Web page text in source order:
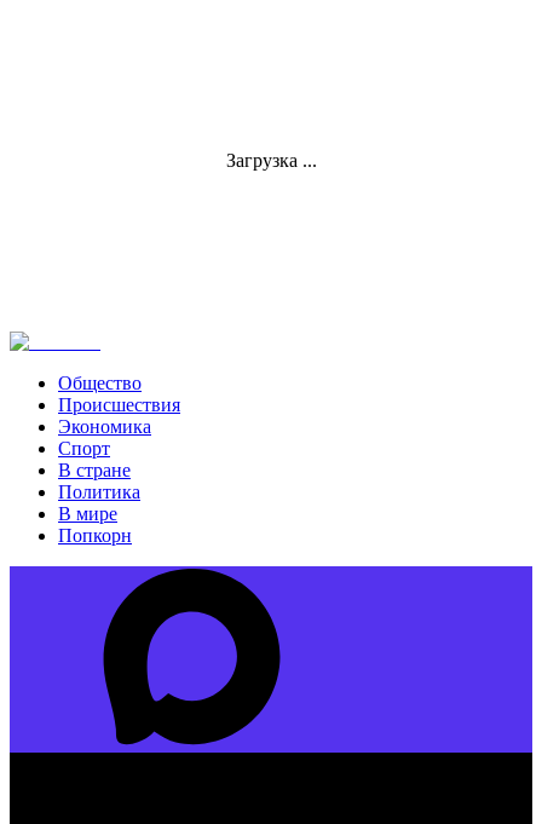
Загрузка ...
Общество
Происшествия
Экономика
Спорт
В стране
Политика
В мире
Попкорн